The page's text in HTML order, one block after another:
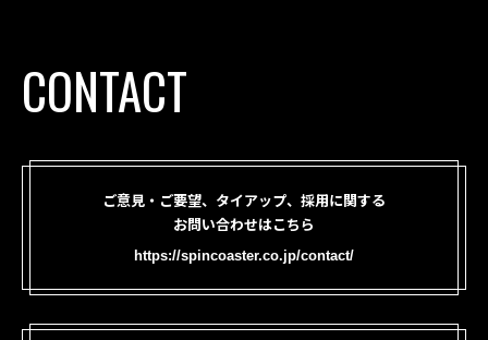
CONTACT
ご意見・ご要望、タイアップ、採用に関する
お問い合わせはこちら
https://spincoaster.co.jp/contact/